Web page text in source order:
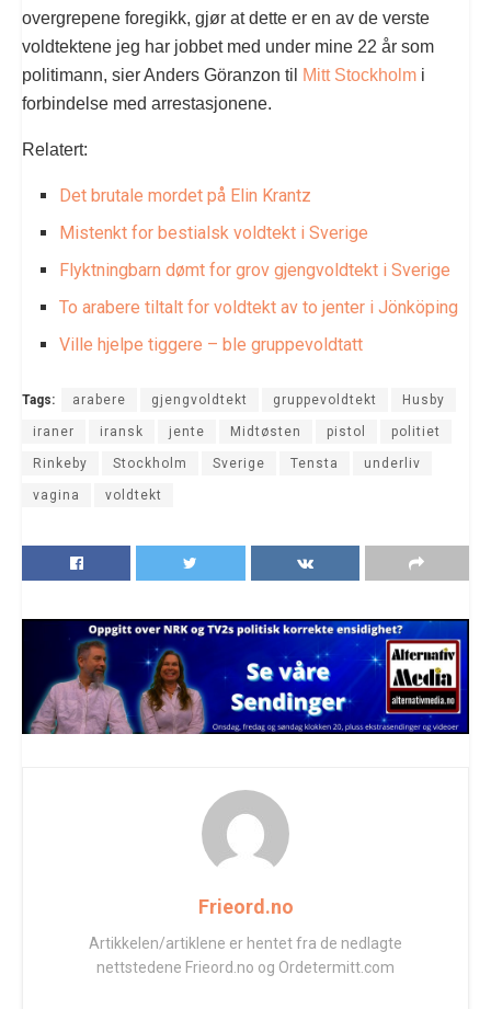
overgrepene foregikk, gjør at dette er en av de verste
voldtektene jeg har jobbet med under mine 22 år som
politimann, sier Anders Göranzon til
Mitt Stockholm i
forbindelse med arrestasjonene.
Relatert:
Det brutale mordet på Elin Krantz
Mistenkt for bestialsk voldtekt i Sverige
Flyktningbarn dømt for grov gjengvoldtekt i Sverige
To arabere tiltalt for voldtekt av to jenter i Jönköping
Ville hjelpe tiggere – ble gruppevoldtatt
Tags: arabere gjengvoldtekt gruppevoldtekt Husby
iraner iransk jente Midtøsten pistol politiet
Rinkeby Stockholm Sverige Tensta underliv
vagina voldtekt
Frieord.no
Artikkelen/artiklene er hentet fra de nedlagte
nettstedene Frieord.no og Ordetermitt.com